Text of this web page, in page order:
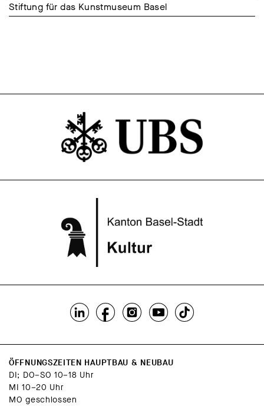
Stiftung für das Kunstmuseum Basel
ÖFFNUNGSZEITEN HAUPTBAU & NEUBAU
DI; DO–SO 10–18 Uhr
MI 10–20 Uhr
MO geschlossen